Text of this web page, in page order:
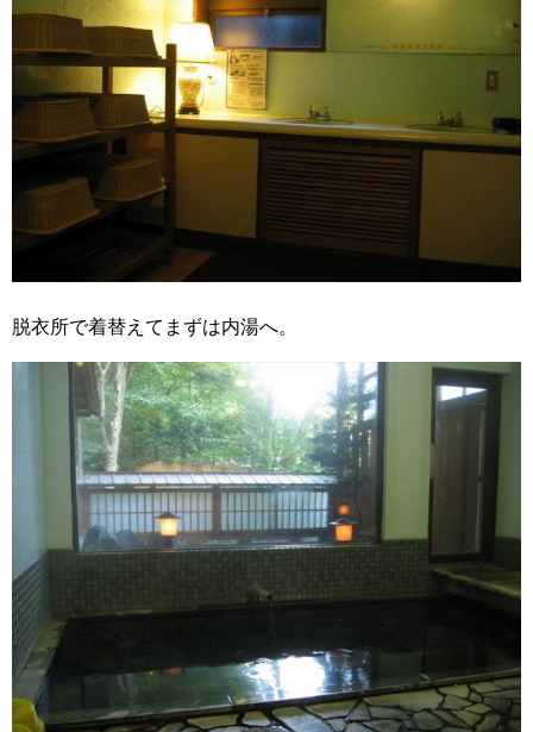
脱衣所で着替えてまずは内湯へ。